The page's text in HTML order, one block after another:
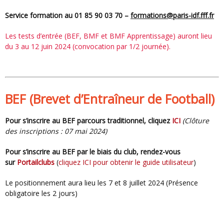
Service formation au 01 85 90 03 70 – formations@paris-idf.fff.fr
Les tests d’entrée (BEF, BMF et BMF Apprentissage) auront lieu
du 3 au 12 juin 2024 (convocation par 1/2 journée).
BEF (Brevet d’Entraîneur de Football)
Pour s’inscrire au BEF parcours traditionnel, cliquez ICI (Clôture
des inscriptions : 07 mai 2024)
Pour s’inscrire au BEF par le biais du club, rendez-vous
sur Portailclubs (cliquez ICI pour obtenir le guide utilisateur)
Le positionnement aura lieu les 7 et 8 juillet 2024 (Présence
obligatoire les 2 jours)